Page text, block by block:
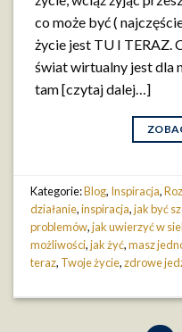
co może być (
życie jest TU I TERAZ.
świat wirtualny jest dla
tam [czytaj dalej…]
Kategorie:Blog, Inspiracja,
działanie,inspiracja,jak być
problemów,jak uwierzyć w
możliwości,jak żyć,masz
teraz, Twoje życie,zdrowe